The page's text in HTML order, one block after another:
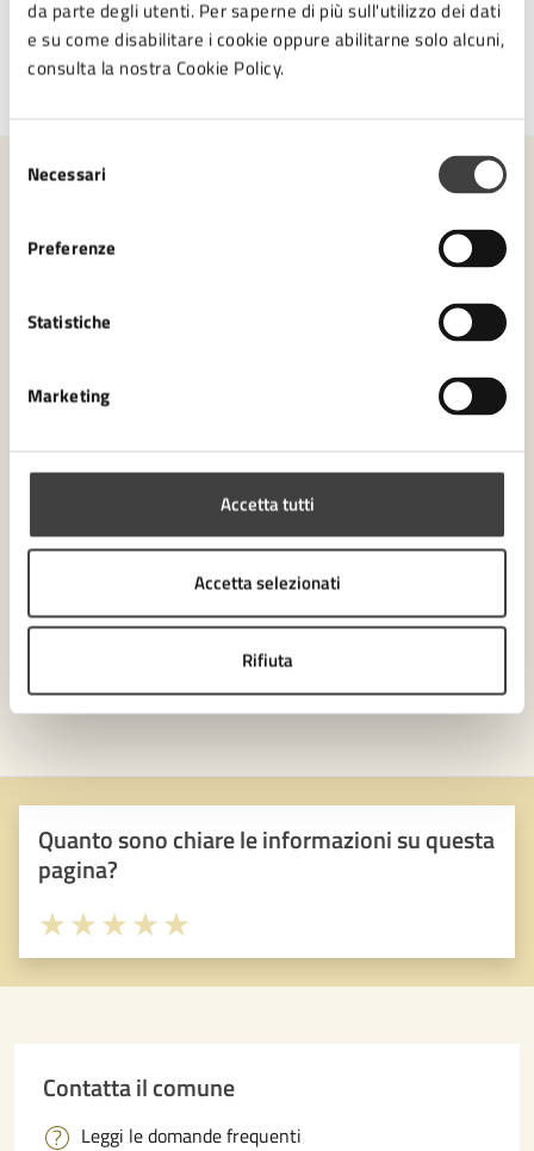
da parte degli utenti. Per saperne di più sull'utilizzo dei dati
e su come disabilitare i cookie oppure abilitarne solo alcuni,
consulta la nostra Cookie Policy.
delNecessari
Preferenze
Statistiche
Marketing
Accetta tutti
Accetta selezionati
Rifiuta
Quanto sono chiare le informazioni su questa
pagina?
Valuta 5 stelle su 5
Valuta 4 stelle su 5
Valuta 3 stelle su 5
Valuta 2 stelle su 5
Valuta 1 stelle su 5
Contatta il comune
Leggi le domande frequenti